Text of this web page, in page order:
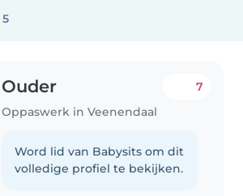
Ouder
Oppaswerk in Veenendaal
7
Word lid van Babysits om dit
volledige profiel te bekijken.